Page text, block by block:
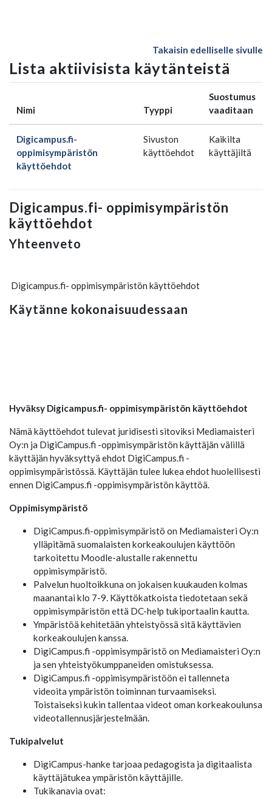
Takaisin edelliselle sivulle
Lista aktiivisista käytänteistä
Nimi Tyyppi
Suostumus
vaaditaan
Digicampus.fi-
oppimisympäristön
käyttöehdot
Sivuston
käyttöehdot
Kaikilta
käyttäjiltä
Digicampus.fi- oppimisympäristön
käyttöehdot
Yhteenveto
Digicampus.fi- oppimisympäristön käyttöehdot
Käytänne kokonaisuudessaan
Hyväksy Digicampus.fi- oppimisympäristön käyttöehdot
Nämä käyttöehdot tulevat juridisesti sitoviksi Mediamaisteri
Oy:n ja DigiCampus.fi -oppimisympäristön käyttäjän välillä
käyttäjän hyväksyttyä ehdot DigiCampus.fi -
oppimisympäristössä. Käyttäjän tulee lukea ehdot huolellisesti
ennen DigiCampus.fi -oppimisympäristön käyttöä.
Oppimisympäristö
DigiCampus.fi-oppimisympäristö on Mediamaisteri Oy:n
ylläpitämä suomalaisten korkeakoulujen käyttöön
tarkoitettu Moodle-alustalle rakennettu
oppimisympäristö.
Palvelun huoltoikkuna on jokaisen kuukauden kolmas
maanantai klo 7-9. Käyttökatkoista tiedotetaan sekä
oppimisympäristön että DC-help tukiportaalin kautta.
Ympäristöä kehitetään yhteistyössä sitä käyttävien
korkeakoulujen kanssa.
DigiCampus.fi -oppimisympäristö on Mediamaisteri Oy:n
ja sen yhteistyökumppaneiden omistuksessa.
DigiCampus.fi -oppimisympäristöön ei tallenneta
videoita ympäristön toiminnan turvaamiseksi.
Toistaiseksi kukin tallentaa videot oman korkeakoulunsa
videotallennusjärjestelmään.
Tukipalvelut
DigiCampus-hanke tarjoaa pedagogista ja digitaalista
käyttäjätukea ympäristön käyttäjille.
Tukikanavia ovat: